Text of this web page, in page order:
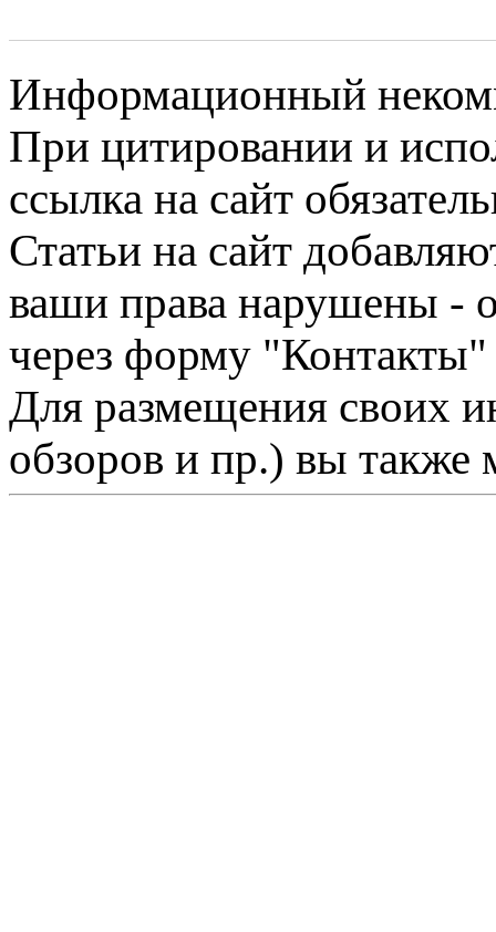
Информационный
При цитировании и
ссылка на сайт
Статьи на сайт
ваши права нарушены -
через форму "Контакты"
Для размещения своих
обзоров и пр.) вы также